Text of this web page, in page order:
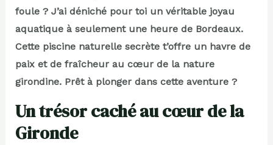
foule ? J’ai déniché pour toi un véritable joyau
aquatique à seulement une heure de Bordeaux.
Cette piscine naturelle secrète t’offre un havre de
paix et de fraîcheur au cœur de la nature
girondine. Prêt à plonger dans cette aventure ?
Un trésor caché au cœur de la
Gironde